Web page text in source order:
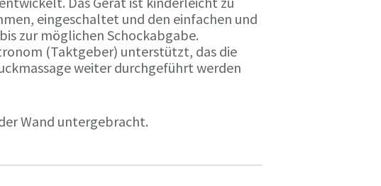
eingeschaltet und den einfachen und
zur möglichen Schockabgabe.
(Taktgeber) unterstützt, das die
weiter durchgeführt werden
Wand untergebracht.